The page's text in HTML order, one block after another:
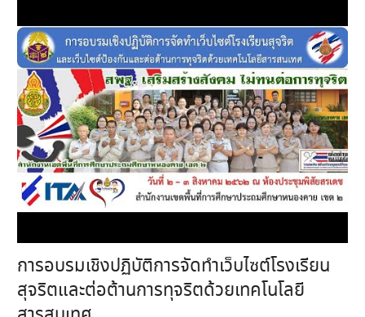
การอบรมเชิงปฏิบัติการจัดทำเว็บไซต์โรงเรียน
สุจริตและต่อต้านการทุจริตด้วยเทคโนโลยี